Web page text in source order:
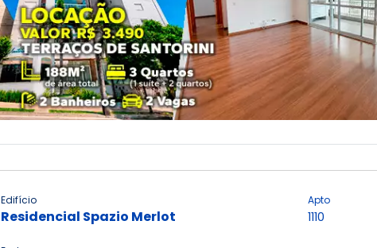
Edifício
Residencial Spazio Merlot
Apto
1110